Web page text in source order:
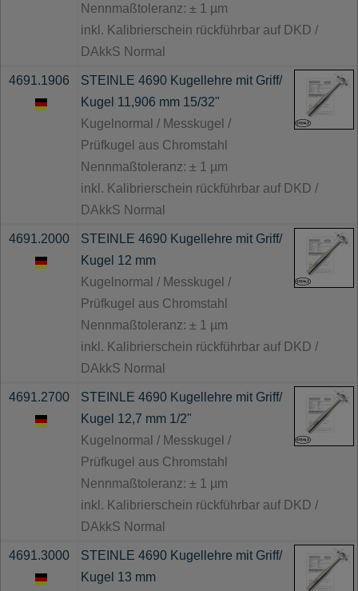
Nennmaßtoleranz: ± 1 µm
inkl. Kalibrierschein rückführbar auf DKD /
DAkkS Normal
4691.1906
STEINLE 4690 Kugellehre mit Griff/
Kugel 11,906 mm 15/32"
Kugelnormal / Messkugel /
Prüfkugel aus Chromstahl
Nennmaßtoleranz: ± 1 µm
inkl. Kalibrierschein rückführbar auf DKD /
DAkkS Normal
4691.2000
STEINLE 4690 Kugellehre mit Griff/
Kugel 12 mm
Kugelnormal / Messkugel /
Prüfkugel aus Chromstahl
Nennmaßtoleranz: ± 1 µm
inkl. Kalibrierschein rückführbar auf DKD /
DAkkS Normal
4691.2700
STEINLE 4690 Kugellehre mit Griff/
Kugel 12,7 mm 1/2"
Kugelnormal / Messkugel /
Prüfkugel aus Chromstahl
Nennmaßtoleranz: ± 1 µm
inkl. Kalibrierschein rückführbar auf DKD /
DAkkS Normal
4691.3000
STEINLE 4690 Kugellehre mit Griff/
Kugel 13 mm